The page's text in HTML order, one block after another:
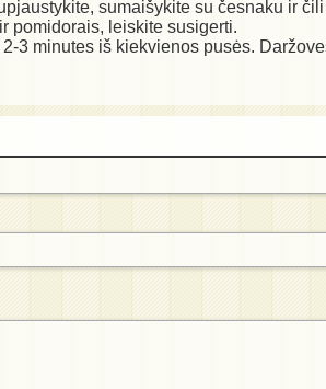
sumaišykite su česnaku ir
pomidorais, leiskite susigerti.
3 minutes iš kiekvienos pusės.